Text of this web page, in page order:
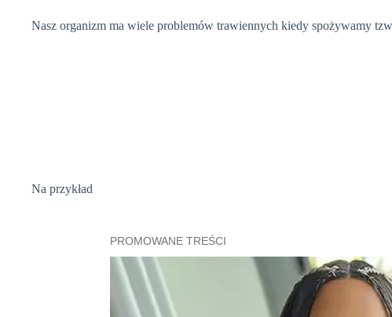
Nasz organizm ma wiele problemów trawiennych kiedy spożywamy
Na przykład